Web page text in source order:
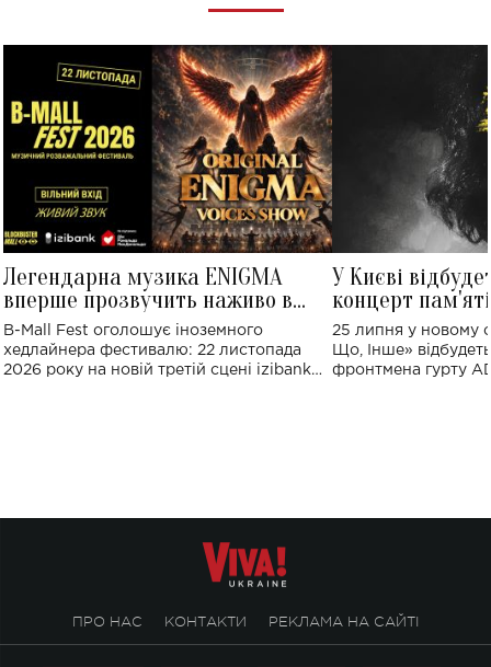
Легендарна музика ENIGMA
вперше прозвучить наживо в
Україні: де відбудеться концерт
B-Mall Fest оголошує іноземного
хедлайнера фестивалю: 22 листопада
2026 року на новій третій сцені izibank
У Києві
концерт
Клименка:
виконають
25 липня у новому
Що, Інше»
фронтмена гурту
ПРО НАС КОНТАКТИ РЕКЛАМА НА САЙТІ